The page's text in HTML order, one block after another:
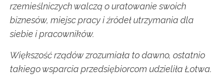
rzemieślniczych walczą o uratowanie swoich
biznesów, miejsc pracy i źródeł utrzymania dla
siebie i pracowników.
Większość rządów zrozumiała to dawno, ostatnio
takiego wsparcia przedsiębiorcom udzieliła Łotwa.